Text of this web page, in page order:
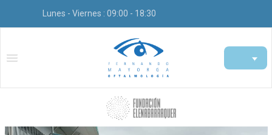
Lunes - Viernes : 09:00 - 18:30